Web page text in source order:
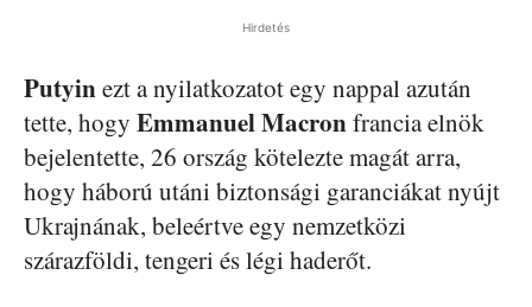
Hirdetés
Putyinezt a nyilatkozatot egy nappal azután
tette, hogy EmmanuelMacronfrancia elnök
bejelentette, 26 ország kötelezte magát arra,
hogy háború utáni biztonsági garanciákat nyújt
Ukrajnának, beleértve egy nemzetközi
szárazföldi, tengeri és légi haderőt.